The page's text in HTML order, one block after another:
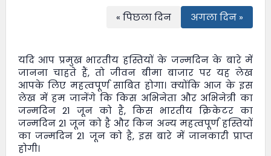
« पिछला दिन अगला दिन »
यदि आप प्रमुख भारतीय हस्तियों के जन्मदिन के बारे में
जानना चाहते हैं, तोजीवन बीमा बाजारपर यह लेख
आपके लिए महत्वपूर्ण साबित होगा। क्योंकि आज के इस
लेख में हम जानेंगे कि किस अभिनेता और अभिनेत्री का
जन्मदिन 21 जून को है, किस भारतीय क्रिकेटर का
जन्मदिन 21 जून को है और किन अन्य महत्वपूर्ण हस्तियों
का जन्मदिन 21 जून को है, इस बारे में जानकारी प्राप्त
होगी।